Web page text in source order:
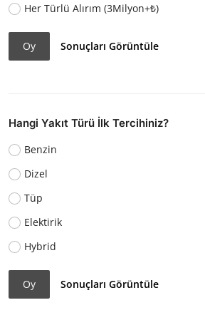
Her Türlü Alırım (3Milyon+₺)
Oy Sonuçları Görüntüle
Hangi Yakıt Türü İlk Tercihiniz?
Benzin
Dizel
Tüp
Elektirik
Hybrid
Oy Sonuçları Görüntüle